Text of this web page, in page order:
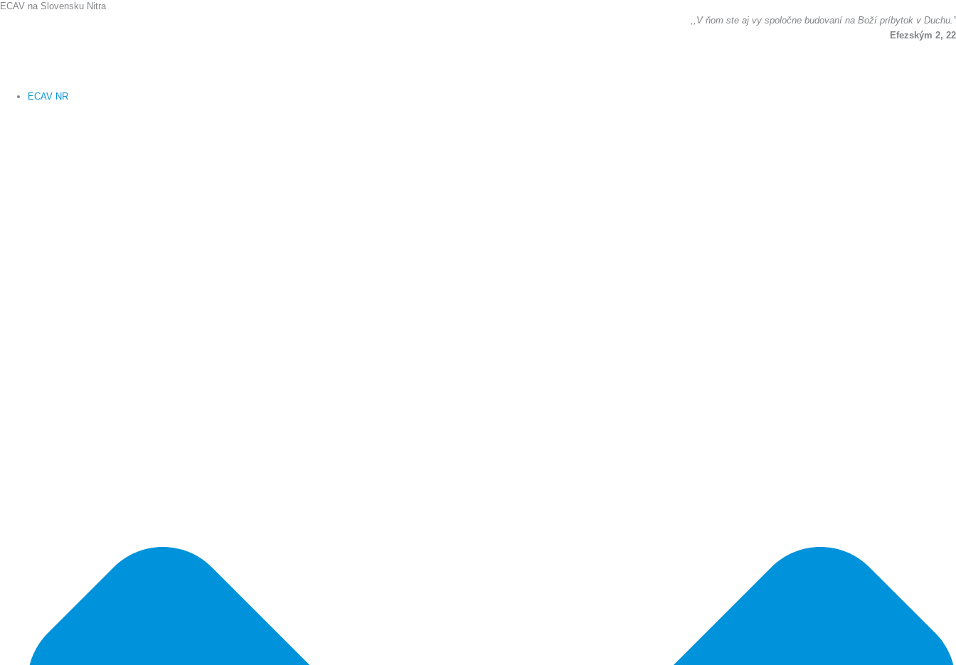
Preskočiť
ECAV na Slovensku Nitra
,,V ňom ste aj vy spoločne budovaní na Boží príbytok v Duchu.”
Efezským 2, 22
ECAV NR